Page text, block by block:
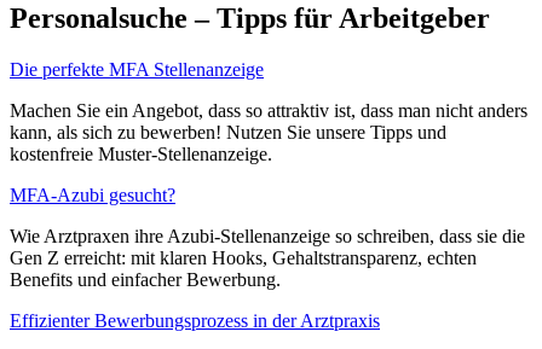
Personalsuche – Tipps für Arbeitgeber
Die perfekte MFA Stellenanzeige
Machen Sie ein Angebot, dass so attraktiv ist, dass man nicht anders
kann, als sich zu bewerben! Nutzen Sie unsere Tipps und
kostenfreie Muster-Stellenanzeige.
MFA-Azubi gesucht?
Wie Arztpraxen ihre Azubi-Stellenanzeige so schreiben, dass sie die
Gen Z erreicht: mit klaren Hooks, Gehaltstransparenz, echten
Benefits und einfacher Bewerbung.
Effizienter Bewerbungsprozess in der Arztpraxis